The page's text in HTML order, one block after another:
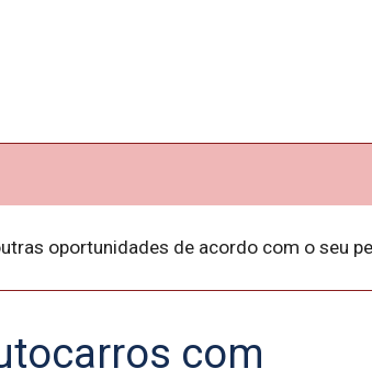
oportunidades de acordo com o seu
com